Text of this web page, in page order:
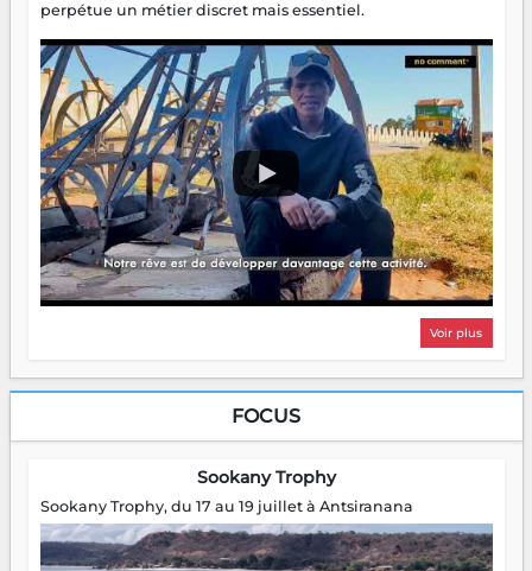
perpétue un métier discret mais essentiel.
Voir plus
FOCUS
Sookany Trophy
Sookany Trophy, du 17 au 19 juillet à Antsiranana